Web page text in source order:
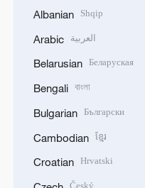
Albanian Shqip
Arabic العربية
Belarusian Беларуская
Bengali বাংলা
Bulgarian Български
Cambodian ខ្មែរ
Croatian Hrvatski